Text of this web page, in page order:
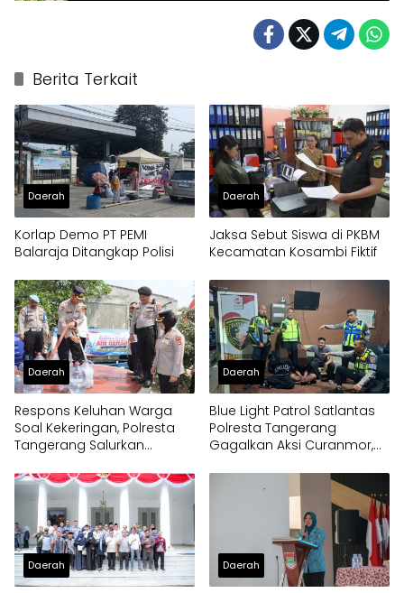
Berita Terkait
Daerah
Korlap Demo PT PEMI
Balaraja Ditangkap Polisi
Daerah
Jaksa Sebut Siswa di PKBM
Kecamatan Kosambi Fiktif
Daerah
Respons Keluhan Warga
Soal Kekeringan, Polresta
Tangerang Salurkan
Panongan
Daerah
Blue Light Patrol Satlantas
Polresta Tangerang
Gagalkan Aksi Curanmor,
Daerah Daerah